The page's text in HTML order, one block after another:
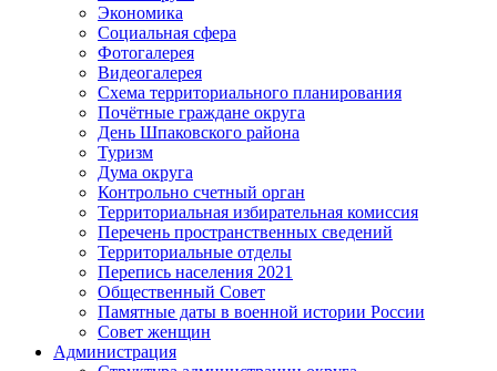
Экономика
Социальная сфера
Фотогалерея
Видеогалерея
Схема территориального планирования
Почётные граждане округа
День Шпаковского района
Туризм
Дума округа
Контрольно счетный орган
Территориальная избирательная комиссия
Перечень пространственных сведений
Территориальные отделы
Перепись населения 2021
Общественный Совет
Памятные даты в военной истории России
Совет женщин
Администрация